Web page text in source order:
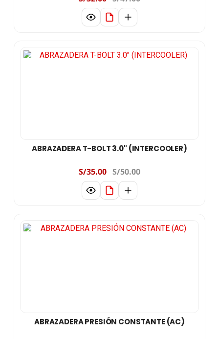
ABRAZADERA T-BOLT 3.0" (INTERCOOLER)
S/35.00 S/50.00
ABRAZADERA PRESIÓN CONSTANTE (AC)